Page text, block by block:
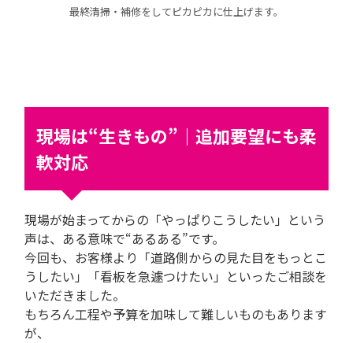
最終清掃・補修をしてピカピカに仕上げます。
現場は“生きもの”｜追加要望にも柔
軟対応
現場が始まってからの「やっぱりこうしたい」という
声は、ある意味で“あるある”です。
今回も、お客様より「道路側からの見た目をもっとこ
うしたい」「看板を急遽つけたい」といったご相談を
いただきました。
もちろん工程や予算を加味して難しいものもあります
が、